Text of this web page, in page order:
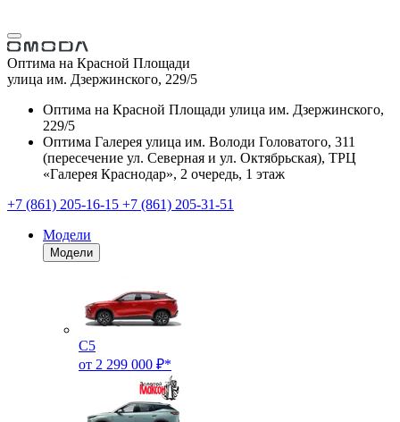
Оптима на Красной Площади
улица им. Дзержинского, 229/5
Оптима на Красной Площади улица им. Дзержинского,
229/5
Оптима Галерея улица им. Володи Головатого, 311
(пересечение ул. Северная и ул. Октябрьская), ТРЦ
«Галерея Краснодар», 2 очередь, 1 этаж
+7 (861) 205-16-15 +7 (861) 205-31-51
Модели
Модели
C5
от 2 299 000 ₽*